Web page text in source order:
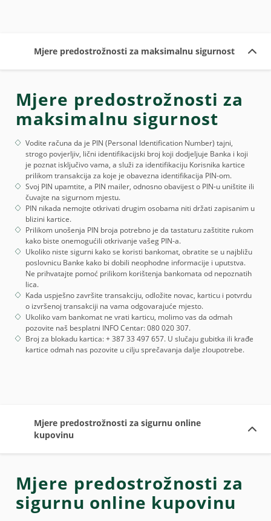
Mjere predostrožnosti za maksimalnu sigurnost
Mjere predostrožnosti za
maksimalnu sigurnost
Vodite računa da je PIN (Personal Identification Number) tajni,
strogo povjerljiv, lični identifikacijski broj koji dodjeljuje Banka i koji
je poznat isključivo vama, a služi za identifikaciju Korisnika kartice
prilikom transakcija za koje je obavezna identifikacija PIN-om.
Svoj PIN upamtite, a PIN mailer, odnosno obavijest o PIN-u uništite ili
čuvajte na sigurnom mjestu.
PIN nikada nemojte otkrivati drugim osobama niti držati zapisanim u
blizini kartice.
Prilikom unošenja PIN broja potrebno je da tastaturu zaštitite rukom
kako biste onemogućili otkrivanje vašeg PIN-a.
Ukoliko niste sigurni kako se koristi bankomat, obratite se u najbližu
poslovnicu Banke kako bi dobili neophodne informacije i uputstva.
Ne prihvatajte pomoć prilikom korištenja bankomata od nepoznatih
lica.
Kada uspješno završite transakciju, odložite novac, karticu i potvrdu
o izvršenoj transakciji na vama odgovarajuće mjesto.
Ukoliko vam bankomat ne vrati karticu, molimo vas da odmah
pozovite naš besplatni INFO Centar: 080 020 307.
Broj za blokadu kartica: + 387 33 497 657. U slučaju gubitka ili krađe
kartice odmah nas pozovite u cilju sprečavanja dalje zloupotrebe.
Mjere predostrožnosti za sigurnu online
kupovinu
Mjere predostrožnosti za
sigurnu online kupovinu